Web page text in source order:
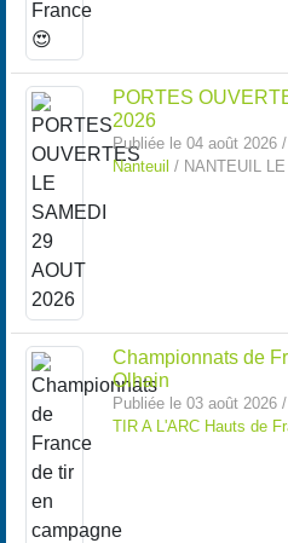
PORTES
2026
Publiée le 04 août 2026
Nanteuil / NANTEUIL
Championnats de
Olhain
Publiée le 03 août 2026
TIR A L'ARC Hauts de